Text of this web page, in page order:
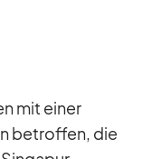
mit ei­ner
be­trof­fen, die